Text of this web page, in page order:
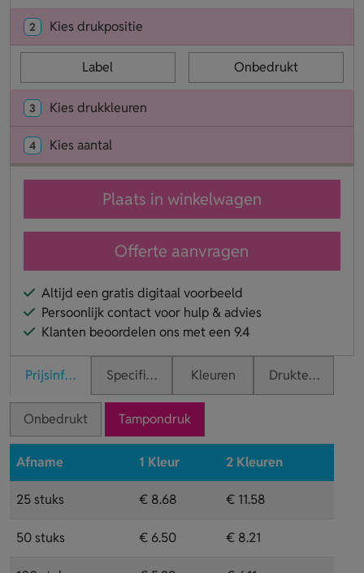
2 Kies drukpositie
Label Onbedrukt
3 Kies drukkleuren
4 Kies aantal
Plaats in winkelwagen
Offerte aanvragen
Altijd een gratis digitaal voorbeeld
Persoonlijk contact voor hulp & advies
Klanten beoordelen ons met een 9.4
PrijsinformatieSpecificaties Kleuren Druktechnieken
Onbedrukt Tampondruk
Afname 1 Kleur 2 Kleuren
25 stuks € 8.68 € 11.58
50 stuks € 6.50 € 8.21